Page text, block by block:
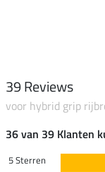
39 Reviews
voor hybrid grip
36 van 39 Klanten
5 Sterren